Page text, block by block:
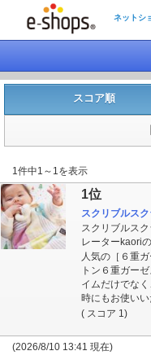
ネットシ
スコア順
1件中1～1を表示
1位
スクリブルス
スクリブルス
レーターkaori
人気の［６重
トン６重ガー
イムだけでな
時にもお使いい
( スコア 1)
(2026/8/10 13:41 現在)